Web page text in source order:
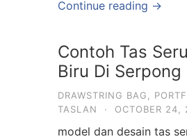
Continue reading →
Contoh Tas
Biru Di Serpong
DRAWSTRING BAG
TASLAN
· OCTOBER 24,
model dan desain tas